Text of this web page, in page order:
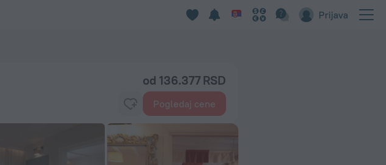
Prijava
od 136.377 RSD
Pogledaj cene